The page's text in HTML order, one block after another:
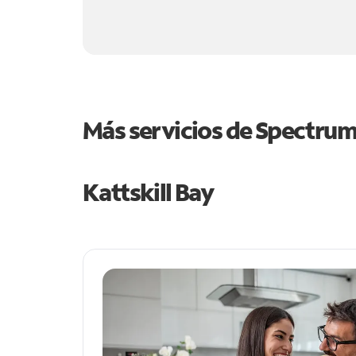
Más servicios de
Kattskill Bay